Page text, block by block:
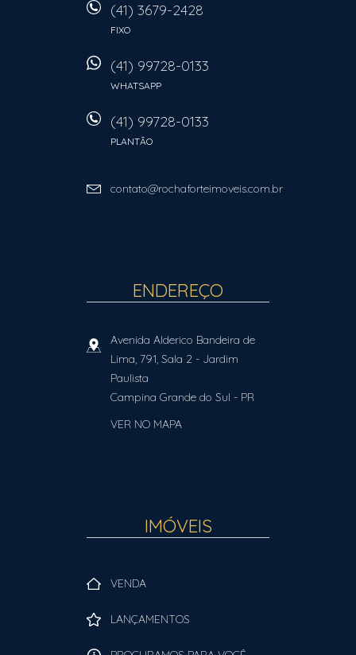
(41) 3679-2428
FIXO
(41) 99728-0133
WHATSAPP
(41) 99728-0133
PLANTÃO
contato@rochaforteimoveis.com.br
ENDEREÇO
Avenida Alderico Bandeira de
Lima, 791, Sala 2 - Jardim
Paulista
Campina Grande do Sul - PR
VER NO MAPA
IMÓVEIS
VENDA
LANÇAMENTOS